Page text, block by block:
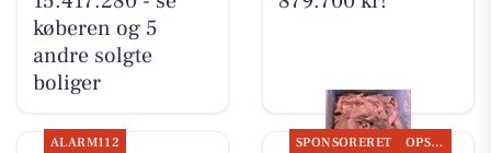
køberen og 5
andre solgte
boliger
ALARM112 SPONSORERET OPSLAGSTAVLEN